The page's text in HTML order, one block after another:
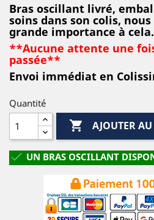
Bras oscillant livré,
soins dans son colis,
grande importance à cela.
**Aucune attente une
passée**
Envoi immédiat en
Quantité
 AJOUTER
 UN BRAS OSCILLANT